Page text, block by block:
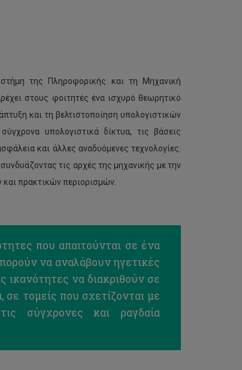
της Πληροφορικής και τη Μηχανική
στους φοιτητές ένα ισχυρό θεωρητικό
και τη βελτιστοποίηση υπολογιστικών
υπολογιστικά δίκτυα, τις βάσεις
και άλλες αναδυόμενες τεχνολογίες.
τις αρχές της μηχανικής με την
πρακτικών περιορισμών.
που απαιτούνται σε ένα
να αναλάβουν ηγετικές
ικανότητες να διακριθούν σε
σε τομείς που σχετίζονται με
σύγχρονες και ραγδαία